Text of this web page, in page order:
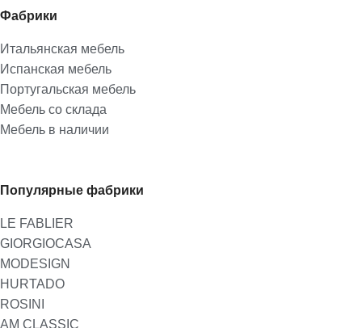
Фабрики
Итальянская мебель
Испанская мебель
Португальская мебель
Мебель со склада
Мебель в наличии
Популярные фабрики
LE FABLIER
GIORGIOCASA
MODESIGN
HURTADO
ROSINI
AM CLASSIC